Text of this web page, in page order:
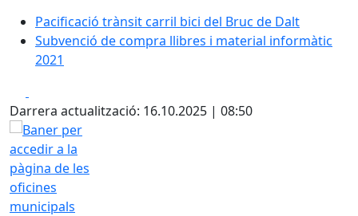
Pacificació trànsit carril bici del Bruc de Dalt
Subvenció de compra llibres i material informàtic
2021
Darrera actualització: 16.10.2025 | 08:50